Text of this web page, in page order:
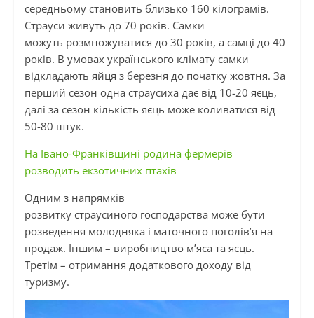
середньому становить близько 160 кілограмів.
Страуси живуть до 70 років. Самки
можуть розмножуватися до 30 років, а самці до 40
років. В умовах українського клімату самки
відкладають яйця з березня до початку жовтня. За
перший сезон одна страусиха дає від 10-20 яєць,
далі за сезон кількість яєць може коливатися від
50-80 штук.
На Івано-Франківщині родина фермерів
розводить екзотичних птахів
Одним з напрямків
розвитку страусиногогосподарства може бути
розведення молодняка і маточного поголів’я на
продаж. Іншим – виробництво м’яса та яєць.
Третім – отримання додаткового доходу від
туризму.